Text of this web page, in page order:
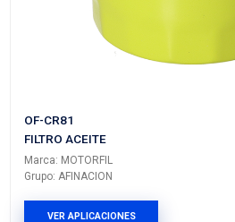
11427541827MF